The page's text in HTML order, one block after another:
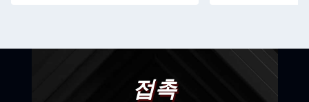
접촉